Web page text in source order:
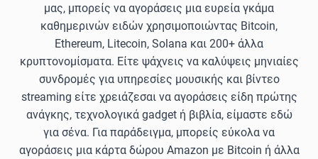
μας, μπορείς να αγοράσεις μια ευρεία γκάμα
καθημερινών ειδών χρησιμοποιώντας Bitcoin,
Ethereum, Litecoin, Solana και 200+ άλλα
κρυπτονομίσματα. Είτε ψάχνεις να καλύψεις μηνιαίες
συνδρομές για υπηρεσίες μουσικής και βίντεο
streaming είτε χρειάζεσαι να αγοράσεις είδη πρώτης
ανάγκης, τεχνολογικά gadget ή βιβλία, είμαστε εδώ
για σένα. Για παράδειγμα, μπορείς εύκολα να
αγοράσεις μια κάρτα δώρου Amazon με Bitcoin ή άλλα